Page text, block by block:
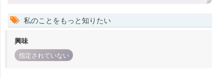
私のことをもっと知りたい
興味
指定されていない